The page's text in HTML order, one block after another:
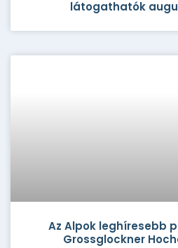
látogathatók
Az Alpok leghíresebb
Grossglockner